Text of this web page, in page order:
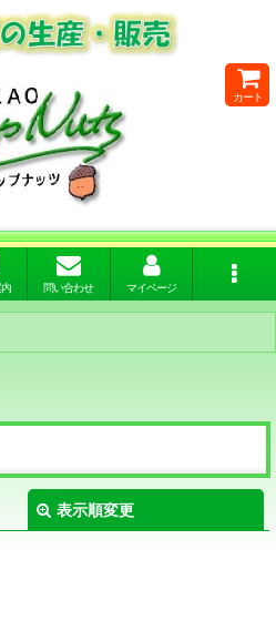
カート
問い合わせ マイページ
表示順変更